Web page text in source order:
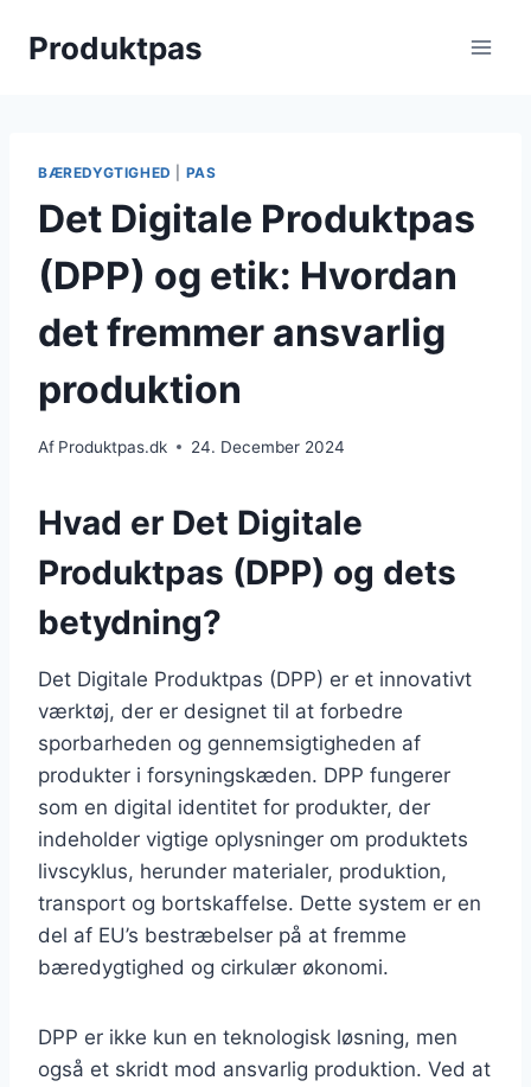
Produktpas
BÆREDYGTIGHED PAS
Det Digitale Produktpas
(DPP) og etik: Hvordan
det fremmer ansvarlig
produktion
Af Produktpas.dk 24. December 2024
Hvad er Det Digitale
Produktpas (DPP) og dets
betydning?
Det Digitale Produktpas (DPP) er et innovativt
værktøj, der er designet til at forbedre
sporbarheden og gennemsigtigheden af
produkter i forsyningskæden. DPP fungerer
som en digital identitet for produkter, der
indeholder vigtige oplysninger om produktets
livscyklus, herunder materialer, produktion,
transport og bortskaffelse. Dette system er en
del af EU’s bestræbelser på at fremme
bæredygtighed og cirkulær økonomi.
DPP er ikke kun en teknologisk løsning, men
også et skridt mod ansvarlig produktion. Ved at